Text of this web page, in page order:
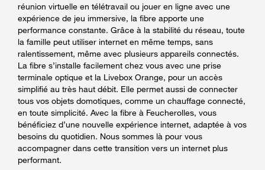
réunion virtuelle en télétravail ou jouer en ligne avec une
expérience de jeu immersive, la fibre apporte une
performance constante. Grâce à la stabilité du réseau, toute
la famille peut utiliser internet en même temps, sans
ralentissement, même avec plusieurs appareils connectés.
La fibre s’installe facilement chez vous avec une prise
terminale optique et la Livebox Orange, pour un accès
simplifié au très haut débit. Elle permet aussi de connecter
tous vos objets domotiques, comme un chauffage connecté,
en toute simplicité. Avec la fibre à Feucherolles, vous
bénéficiez d’une nouvelle expérience internet, adaptée à vos
besoins du quotidien. Nous sommes là pour vous
accompagner dans cette transition vers un internet plus
performant.